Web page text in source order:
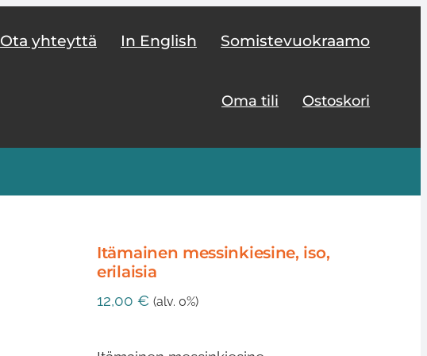
Ota yhteyttä In English Somistevuokraamo
Oma tili Ostoskori
Itämainen messinkiesine, iso,
erilaisia
12,00 € (alv. 0%)